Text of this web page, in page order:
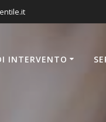
INTERVENTO